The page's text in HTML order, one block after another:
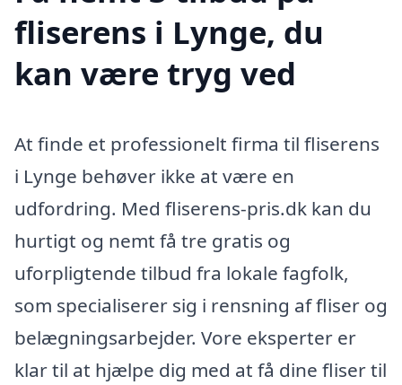
fliserens i Lynge, du
kan være tryg ved
At finde et professionelt firma til fliserens
i Lynge behøver ikke at være en
udfordring. Med fliserens-pris.dk kan du
hurtigt og nemt få tre gratis og
uforpligtende tilbud fra lokale fagfolk,
som specialiserer sig i rensning af fliser og
belægningsarbejder. Vore eksperter er
klar til at hjælpe dig med at få dine fliser til